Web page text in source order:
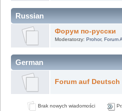
Russian
Форум по-русски
Moderatorzy: Prohor, Forum
German
Forum auf Deutsch
Brak nowych wiadomości